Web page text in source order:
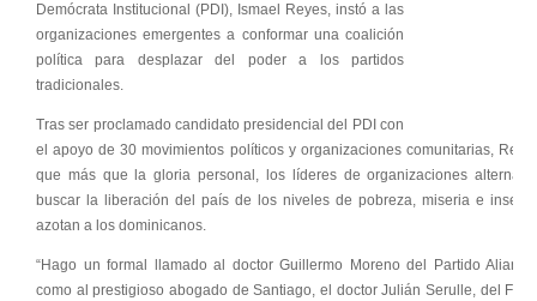
Demócrata Institucional (PDI), Ismael Reyes, instó a las
organizaciones emergentes a conformar una coalición
política para desplazar del poder a los partidos
tradicionales.
Tras ser proclamado candidato presidencial del PDI con
el apoyo de 30 movimientos políticos y organizaciones comunitarias,
que más que la gloria personal, los líderes de organizaciones
buscar la liberación del país de los niveles de pobreza, miseria e
azotan a los dominicanos.
“Hago un formal llamado al doctor Guillermo Moreno del Partido
como al prestigioso abogado de Santiago, el doctor Julián Serulle, del